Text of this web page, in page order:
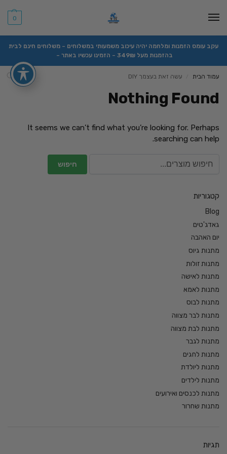
0
עקב עומס הזמנות ומלחמה יהיה עיכוב משמעותי במשלוחים – משלוחים חינם לבית
בהזמנות מעל 349₪ – הזמינו עכשיו באתר –
עמוד הבית עשה זאת בעצמך DIY
Nothing Found
It seems we can’t find what you’re looking for. Perhaps
searching can help.
קטגוריות
Blog
גאדג'טים
יום האהבה
מתנות גיוס
מתנות זולות
מתנות לאישה
מתנות לאמא
מתנות לבוס
מתנות לבר מצווה
מתנות לבת מצווה
מתנות לגבר
מתנות לחגים
מתנות ליולדת
מתנות לילדים
מתנות לכנסים ואירועים
מתנות שחרור
תגיות